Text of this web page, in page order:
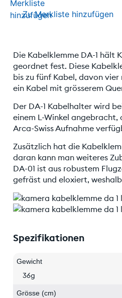
Zu Merkliste hinzufügen
Die Kabelklemme DA-1 hält
geordnet fest. Diese
bis zu fünf Kabel, davon
ein Kabel mit grösserem
Der DA-1 Kabelhalter wird
einem L-Winkel angebracht,
Arca-Swiss Aufnahme
Zusätzlich hat die
daran kann man weiteres
DA-01 ist aus robustem
gefräst und eloxiert,
Spezifikationen
Gewicht
36g
Grösse (cm)